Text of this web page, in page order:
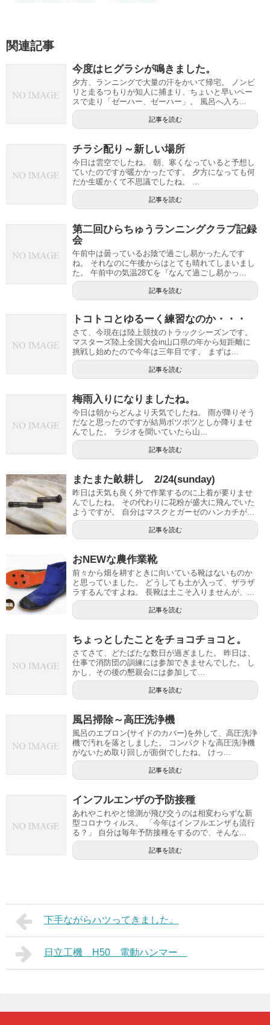
関連記事
今度はヒグラシが鳴きました。
夕方、ランニングで大量の汗をかいて帰宅。 ノンビ
リと走るつもりが知人に捕まり、ちょいと早いペー
スで走り「ゼーハー、ゼーハー」。 風呂へ入ろ...
記事を読む
チラシ配り～新しい場所
今日は雲空でしたね。 朝、寒くなっていると予想し
ていたのですが暖かかったです。 夕方になっても何
だか生暖かくて不思議でしたね。 ...
記事を読む
第二回ひらちゅうランニングクラブ記録
会
午前中は曇っているお陰で過ごし易かったんです
ね。 それなのに午後からはとても晴れてしまいまし
た。 午前中の気温28℃を『なんて過ごし易かっ...
記事を読む
トコトコとゆるーく練習なのか・・・
さて、今現在は陸上競技のトラックシーズンです。
マスターズ陸上全国大会in山口県の年から短距離に
挑戦し始めたので今年は三年目です。 まずは...
記事を読む
梅雨入りになりましたね。
今日は朝からどんより天気でしたね。 雨が降りそう
だなと思ったのですが結局ボツボツとしか降りませ
んでした。 ラジオを聞いていたら山...
記事を読む
またまた畝耕し 2/24(sunday)
昨日は天気も良く外で作業するのに上着が要りませ
んでしたね。 その代わりに花粉が盛大に飛んでいた
ようですが。 自分はマスクとガーゼのハンカチが...
記事を読む
おNEWな農作業靴
前々から畑を耕すときに向いている靴はないものか
と思っていました。 どうしても土が入って、ザラザ
ラするんですよね。 長靴は土こそ入りませんが、...
記事を読む
ちょっとしたことをチョコチョコと。
さてさて、どたばたな数日が過ぎました。 昨日は、
仕事で消防団の訓練には参加できませんでした。 し
かし、その後の懇親会には参加して...
記事を読む
風呂掃除～高圧洗浄機
風呂のエプロン(サイドのカバー)を外して、高圧洗浄
機で汚れを落としました。 コンパクトな高圧洗浄機
がないため取り回しが面倒でしたね。 けっ...
記事を読む
インフルエンザの予防接種
あれやこれやと憶測が飛び交うのは相変わらずな新
型コロナウィルス。 「今年はインフルエンザも流行
る？」 自分は毎年予防接種をするので、そんな...
記事を読む
下手ながらハツってきました。
日立工機 H50 電動ハンマー